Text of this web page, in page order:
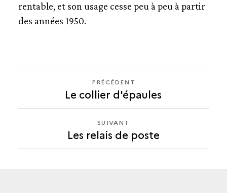
rentable, et son usage cesse peu à peu à partir
des années 1950.
PRÉCÉDENT
LES
POSTE
PRÉCÉDENT
Le collier d'épaules
SUIVANT
LES
SUIVANT
Les relais de poste